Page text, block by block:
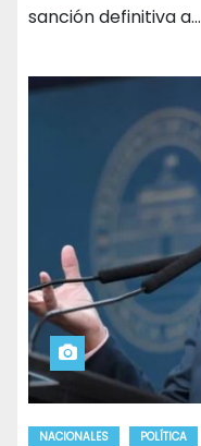
sanción definitiva a…
NACIONALES POLÍTICA